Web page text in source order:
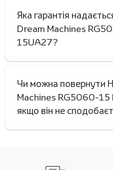
Яка гарантія
Dream Machines
15UA27?
Чи можна повернути
Machines RG5060-
якщо він не